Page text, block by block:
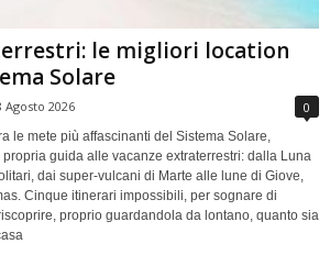
le migliori location
Solare
Agosto 2026 0
le mete più affascinanti del Sistema Solare,
guida alle vacanze extraterrestri: dalla Luna
dai super-vulcani di Marte alle lune di Giove,
Cinque itinerari impossibili, per sognare di
proprio guardandola da lontano, quanto sia